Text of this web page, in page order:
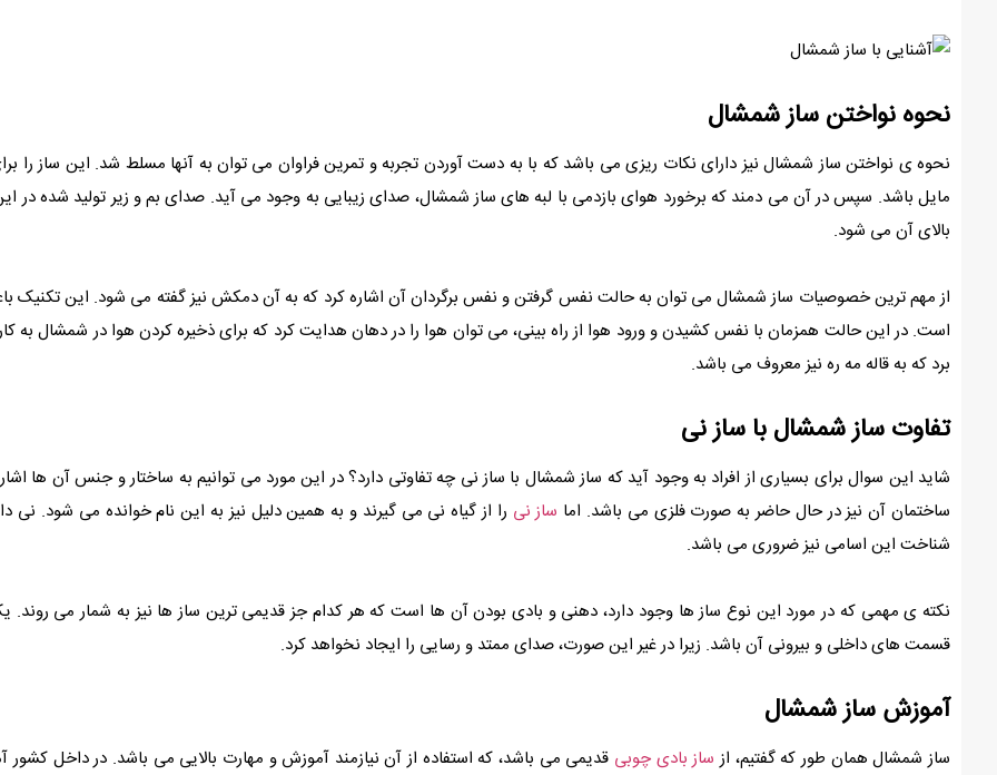
نحوه نواختن ساز شمشال
نحوه ی نواختن ساز شمشال نیز دارای نکات ریزی می باشد که با به دست آوردن تجربه و تمرین فراوان می توان به آنها مسلط شد. این ساز را
مایل باشد. سپس در آن می دمند که برخورد هوای بازدمی با لبه های ساز شمشال، صدای زیبایی به وجود می آید. صدای بم و زیر تولید شده در
بالای آن می شود.
از مهم ترین خصوصیات ساز شمشال می توان به حالت نفس گرفتن و نفس برگردان آن اشاره کرد که به آن دمکش نیز گفته می شود. این تکنیک
است. در این حالت همزمان با نفس کشیدن و ورود هوا از راه بینی، می توان هوا را در دهان هدایت کرد که برای ذخیره کردن هوا در شمشال به کار
برد که به قاله مه ره نیز معروف می باشد.
تفاوت ساز شمشال با ساز نی
شاید این سوال برای بسیاری از افراد به وجود آید که ساز شمشال با ساز نی چه تفاوتی دارد؟ در این مورد می توانیم به ساختار و جنس آن
ساختمان آن نیز در حال حاضر به صورت فلزی می باشد. اما ساز نی را از گیاه نی می گیرند و به همین دلیل نیز به این نام خوانده می شود.
شناخت این اسامی نیز ضروری می باشد.
نکته ی مهمی که در مورد این نوع ساز ها وجود دارد، دهنی و بادی بودن آن ها است که هر کدام جز قدیمی ترین ساز ها نیز به شمار می روند.
قسمت های داخلی و بیرونی آن باشد. زیرا در غیر این صورت، صدای ممتد و رسایی را ایجاد نخواهد کرد.
آموزش ساز شمشال
ساز شمشال همان طور که گفتیم، از ساز بادی چوبی قدیمی می باشد، که استفاده از آن نیازمند آموزش و مهارت بالایی می باشد. در داخل